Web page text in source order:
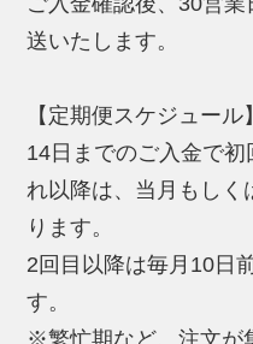
送いたします。
【定期便スケジュール】
14日までのご入金で
れ以降は、当月もしく
ります。
2回目以降は毎月10日
す。